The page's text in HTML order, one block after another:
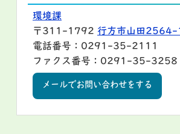
環境課
〒311-1792 行方市山田
電話番号：0291-35-2111
ファクス番号：0291-35-3258
メールでお問い合わせをする